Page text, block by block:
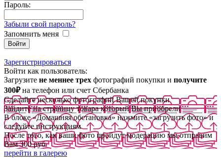
Пароль:
Забыли свой пароль?
Запомнить меня
Зарегистрироваться
Войти как пользователь:
Загрузите не меннее трех фотографий покупки и получите
300₽на телефон или счет Сбербанка
Сделайте несколько фотографий Вашей покупки
Зайдите на страницу товара который Вы приобрели
В блоке «Домашняя обстановка» нажмите «загрузить фото» и
следуйте инструкциям
После того, как ваши фото пройдут модерацию мы отправим
Вам 300 руб
перейти в галерею